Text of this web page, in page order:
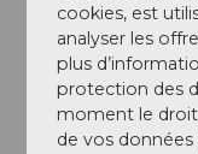
Emplacement de
Klösterliweg
6410Goldau
Website
cookies, est
analyser les
plus
protection des
moment le
de vos données